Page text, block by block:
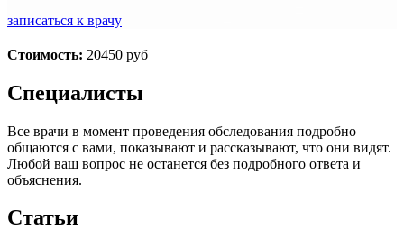
записаться к врачу
Стоимость: 20450 руб
Специалисты
Все врачи в момент проведения обследования подробно
общаются с вами, показывают и рассказывают, что они видят.
Любой ваш вопрос не останется без подробного ответа и
объяснения.
Статьи